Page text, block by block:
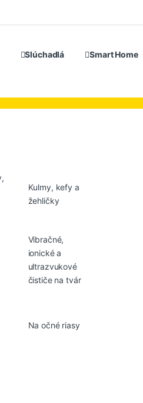
Slúchadlá Smart Home
Kulmy, kefy a
žehličky
Vibračné,
ionické a
ultrazvukové
čističe na tvár
Na očné riasy